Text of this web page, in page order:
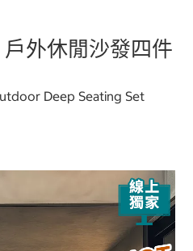
外休閒沙發四件
Deep Seating Set